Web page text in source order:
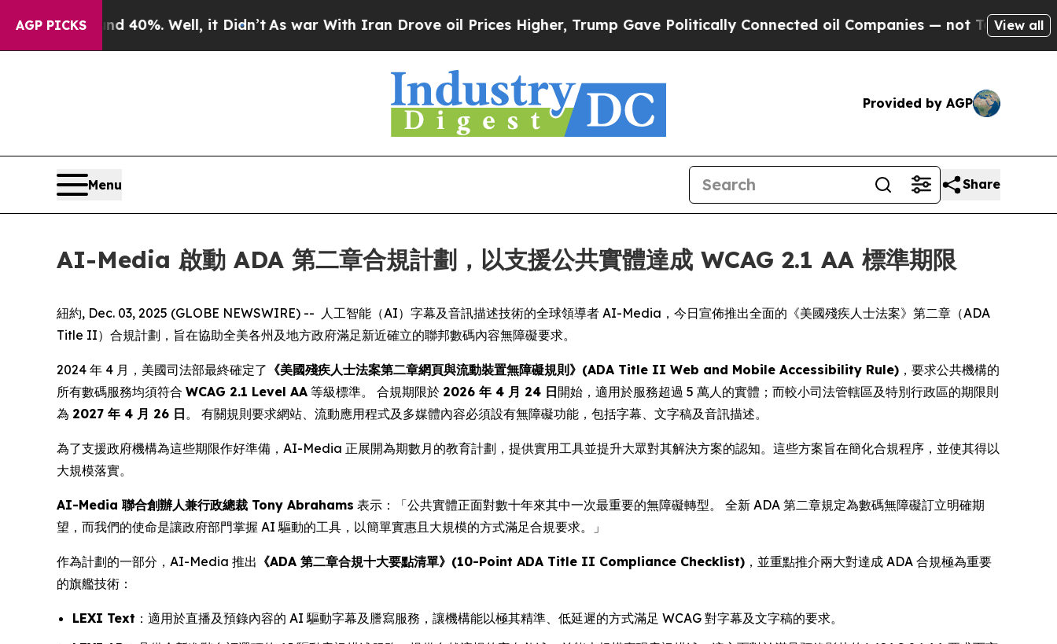
AGP PICKS40%. Well, it Didn’t As war With Iran Drove oil Prices Higher, Trump Gave Politically Connected oil Companies — not Taxpayers — the
View all
Provided by AGP
Menu Share
AI-Media 啟動 ADA 第二章合規計劃，以支援公共實體達成 WCAG 2.1 AA 標準期限
紐約, Dec. 03, 2025 (GLOBE NEWSWIRE) -- 人工智能（AI）字幕及音訊描述技術的全球領導者 AI-Media，今日宣佈推出全面的《美國殘疾人士法案》第二章（ADA
Title II）合規計劃，旨在協助全美各州及地方政府滿足新近確立的聯邦數碼內容無障礙要求。
2024 年 4 月，美國司法部最終確定了 《美國殘疾人士法案第二章網頁與流動裝置無障礙規則》(ADA Title II Web and Mobile Accessibility Rule) ，要求公共機構的
所有數碼服務均須符合 WCAG 2.1 Level AA 等級標準。 合規期限於 2026 年 4 月 24 日開始，適用於服務超過 5 萬人的實體；而較小司法管轄區及特別行政區的期限則
為 2027 年 4 月 26 日 。 有關規則要求網站、流動應用程式及多媒體內容必須設有無障礙功能，包括字幕、文字稿及音訊描述。
為了支援政府機構為這些期限作好準備，AI-Media 正展開為期數月的教育計劃，提供實用工具並提升大眾對其解決方案的認知。這些方案旨在簡化合規程序，並使其得以
大規模落實。
AI-Media 聯合創辦人兼行政總裁 Tony Abrahams 表示：「公共實體正面對數十年來其中一次最重要的無障礙轉型。 全新 ADA 第二章規定為數碼無障礙訂立明確期
望，而我們的使命是讓政府部門掌握 AI 驅動的工具，以簡單實惠且大規模的方式滿足合規要求。」
作為計劃的一部分，AI-Media 推出 《ADA 第二章合規十大要點清單》(10-Point ADA Title II Compliance Checklist) ，並重點推介兩大對達成 ADA 合規極為重要
的旗艦技術：
LEXI Text ：適用於直播及預錄內容的 AI 驅動字幕及謄寫服務，讓機構能以極其精準、低延遲的方式滿足 WCAG 對字幕及文字稿的要求。